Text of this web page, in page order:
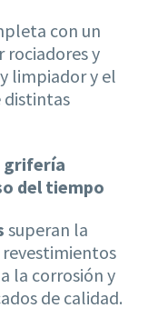
con un
y
limpiador y el
distintas
grifería
del tiempo
superan la
revestimientos
la corrosión y
de calidad.